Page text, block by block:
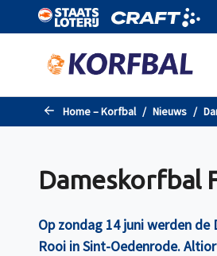
Naar de hoofdinhoud gaan
Home – Korfbal Nieuws
Dameskorfbal
Op zondag 14 juni werden
Rooi in Sint-Oedenrode.